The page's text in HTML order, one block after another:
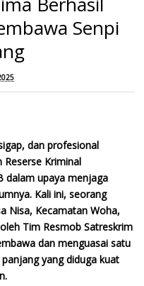
Senpi
dan profesional
Kriminal
dalam upaya menjaga
Kali ini, seorang
Nisa, Kecamatan Woha,
Tim Resmob Satreskrim
dan menguasai satu
yang diduga kuat